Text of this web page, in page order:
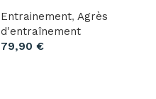
Entrainement, Agrès
d'entraînement
79,90 €